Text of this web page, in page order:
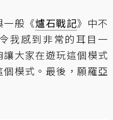
一般《爐石戰記》中不
我感到非常的耳目一
讓大家在遊玩這個模式
模式。最後，願羅亞